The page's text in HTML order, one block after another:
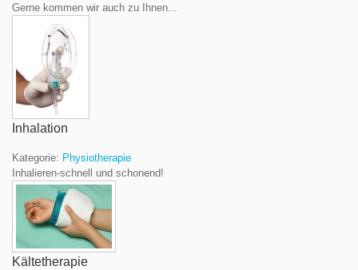
Gerne kommen wir auch zu Ihnen...
Inhalation
Kategorie: Physiotherapie
Inhalieren-schnell und schonend!
Kältetherapie